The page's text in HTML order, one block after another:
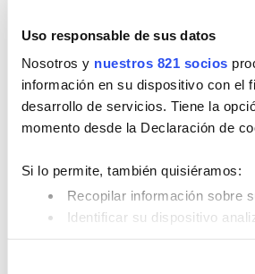
Uso responsable de sus datos
Nosotros y nuestros 821 socios
información en su dispositivo con el
desarrollo de servicios. Tiene la
momento desde la Declaración de
Si lo permite, también quisiéramos:
Recopilar información sobre
Identificar su dispositivo